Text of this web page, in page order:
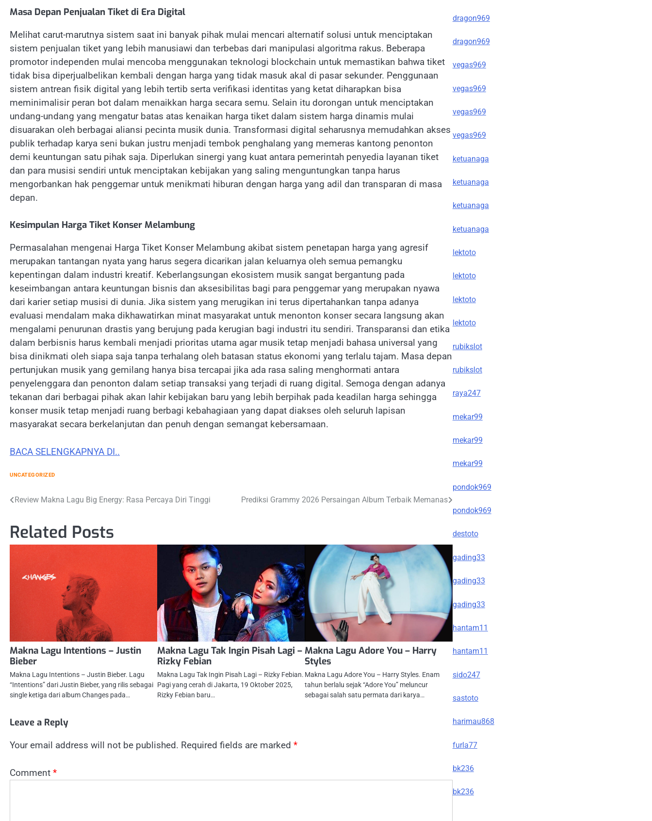
Masa Depan Penjualan Tiket di Era Digital
Melihat carut-marutnya sistem saat ini banyak pihak mulai mencari alternatif solusi untuk menciptakan
sistem penjualan tiket yang lebih manusiawi dan terbebas dari manipulasi algoritma rakus. Beberapa
promotor independen mulai mencoba menggunakan teknologi blockchain untuk memastikan bahwa tiket
tidak bisa diperjualbelikan kembali dengan harga yang tidak masuk akal di pasar sekunder. Penggunaan
sistem antrean fisik digital yang lebih tertib serta verifikasi identitas yang ketat diharapkan bisa
meminimalisir peran bot dalam menaikkan harga secara semu. Selain itu dorongan untuk menciptakan
undang-undang yang mengatur batas atas kenaikan harga tiket dalam sistem harga dinamis mulai
disuarakan oleh berbagai aliansi pecinta musik dunia. Transformasi digital seharusnya memudahkan akses
publik terhadap karya seni bukan justru menjadi tembok penghalang yang memeras kantong penonton
demi keuntungan satu pihak saja. Diperlukan sinergi yang kuat antara pemerintah penyedia layanan tiket
dan para musisi sendiri untuk menciptakan kebijakan yang saling menguntungkan tanpa harus
mengorbankan hak penggemar untuk menikmati hiburan dengan harga yang adil dan transparan di masa
depan.
Kesimpulan Harga Tiket Konser Melambung
Permasalahan mengenai Harga Tiket Konser Melambung akibat sistem penetapan harga yang agresif
merupakan tantangan nyata yang harus segera dicarikan jalan keluarnya oleh semua pemangku
kepentingan dalam industri kreatif. Keberlangsungan ekosistem musik sangat bergantung pada
keseimbangan antara keuntungan bisnis dan aksesibilitas bagi para penggemar yang merupakan nyawa
dari karier setiap musisi di dunia. Jika sistem yang merugikan ini terus dipertahankan tanpa adanya
evaluasi mendalam maka dikhawatirkan minat masyarakat untuk menonton konser secara langsung akan
mengalami penurunan drastis yang berujung pada kerugian bagi industri itu sendiri. Transparansi dan etika
dalam berbisnis harus kembali menjadi prioritas utama agar musik tetap menjadi bahasa universal yang
bisa dinikmati oleh siapa saja tanpa terhalang oleh batasan status ekonomi yang terlalu tajam. Masa depan
pertunjukan musik yang gemilang hanya bisa tercapai jika ada rasa saling menghormati antara
penyelenggara dan penonton dalam setiap transaksi yang terjadi di ruang digital. Semoga dengan adanya
tekanan dari berbagai pihak akan lahir kebijakan baru yang lebih berpihak pada keadilan harga sehingga
konser musik tetap menjadi ruang berbagi kebahagiaan yang dapat diakses oleh seluruh lapisan
masyarakat secara berkelanjutan dan penuh dengan semangat kebersamaan.
BACA SELENGKAPNYA DI..
UNCATEGORIZED
Post
Review Makna Lagu Big Energy: Rasa Percaya Diri Tinggi Prediksi Grammy 2026 Persaingan Album Terbaik Memanas
Related Posts
Makna Lagu Intentions – Justin
Bieber
Makna Lagu Intentions – Justin Bieber. Lagu
“Intentions” dari Justin Bieber, yang rilis sebagai
single ketiga dari album Changes pada…
Makna Lagu Tak Ingin Pisah Lagi –
Rizky Febian
Makna Lagu Tak Ingin Pisah Lagi – Rizky Febian.
Pagi yang cerah di Jakarta, 19 Oktober 2025,
Rizky Febian baru…
Makna Lagu Adore You – Harry
Styles
Makna Lagu Adore You – Harry Styles. Enam
tahun berlalu sejak “Adore You” meluncur
sebagai salah satu permata dari karya…
Leave a Reply
Your email address will not be published. Required fields are marked *
Comment *
dragon969
dragon969
vegas969
vegas969
vegas969
vegas969
ketuanaga
ketuanaga
ketuanaga
ketuanaga
lektoto
lektoto
lektoto
lektoto
rubikslot
rubikslot
raya247
mekar99
mekar99
mekar99
pondok969
pondok969
destoto
gading33
gading33
gading33
hantam11
hantam11
sido247
sastoto
harimau868
furla77
bk236
bk236